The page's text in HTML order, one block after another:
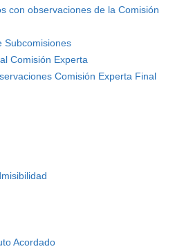
con observaciones de la Comisión
Subcomisiones
Comisión Experta
Comisión Experta Final
Acordado